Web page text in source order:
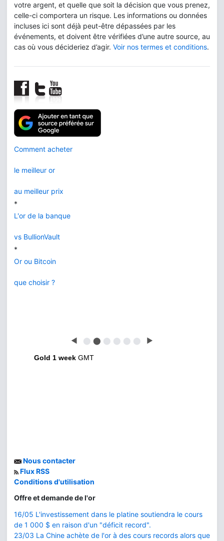
votre argent, et quelle que soit la décision que vous prenez,
celle-ci comportera un risque. Les informations ou données
incluses ici sont déjà peut-être dépassées par les
événements, et doivent être vérifiées d’une autre source, au
cas où vous décideriez d’agir. Voir nos termes et conditions.
Comment acheter
le meilleur or
au meilleur prix
*
L'or de la banque
vs BullionVault
*
Or ou Bitcoin
que choisir ?
◀ ⬤ ⬤ ⬤ ⬤ ⬤ ⬤ ▶
Gold 1 week GMT
Nous contacter
Flux RSS
Conditions d'utilisation
Offre et demande de l'or
16/05 L'investissement dans le platine soutiendra le cours
de 1 000 $ en raison d'un "déficit record".
23/03 La Chine achète de l'or à des cours records alors que